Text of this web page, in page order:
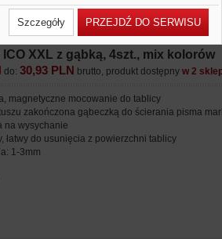
XXL z gąbką, 4szt., mix kolorów
do:30,93 PLN brutto, produkt dostępnyw 2
magnetyczne mocowanie do tablicy
zakończona gąbeczką do ścierania pisma
na wysychanie
łatwy do usunięcia z powierzchni tablicy
1-3mm
podczas zakładania konta. Każda
i można ją w dowolnym momencie
(rozwiń)
(rozwiń)
Szczegóły PRZEJDŹ DO SERWISU